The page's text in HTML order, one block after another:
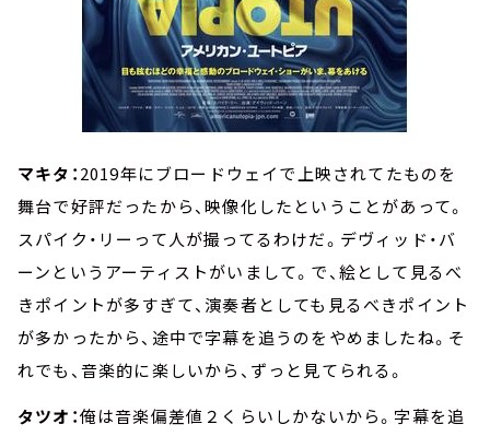
マキタ：2019年にブロードウェイで上映されてたものを
舞台で好評だったから、映像化したということがあって。
スパイク・リーって人が撮ってるわけだ。デヴィッド・バ
ーンというアーティストがいまして。で、絵として見るべ
きポイントが多すぎて、演奏者としても見るべきポイント
が多かったから、途中で字幕を追うのをやめましたね。そ
れでも、音楽的に楽しいから、ずっと見てられる。
タツオ：俺は音楽偏差値２くらいしかないから。字幕を追